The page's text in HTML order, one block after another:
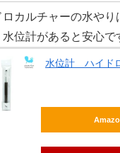
ロカルチャーの水やり
水位計があると安心で
水位計 ハイド